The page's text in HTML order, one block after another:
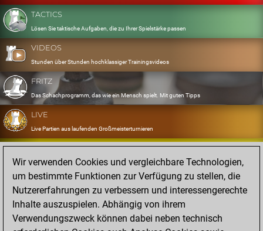
TACTICS
Lösen Sie taktische Aufgaben, die zu Ihrer Spielstärke passen
VIDEOS
Stunden über Stunden hochklassiger Trainingsvideos
FRITZ
Das Schachprogramm, das wie ein Mensch spielt. Mit guten Tipps
LIVE
Live Partien aus laufenden Großmeisterturnieren
OPENINGS
Erfassen und Üben Sie Ihr Eröffnungsrepertoire
DATABASE
Acht Millionen starke Partien
MYGAMES
Speichern und analysieren Sie eigene Partien in der Cloud
Wir verwenden Cookies und vergleichbare Technologien,
um bestimmte Funktionen zur Verfügung zu stellen, die
Nutzererfahrungen zu verbessern und interessengerechte
Inhalte auszuspielen. Abhängig von ihrem
Verwendungszweck können dabei neben technisch